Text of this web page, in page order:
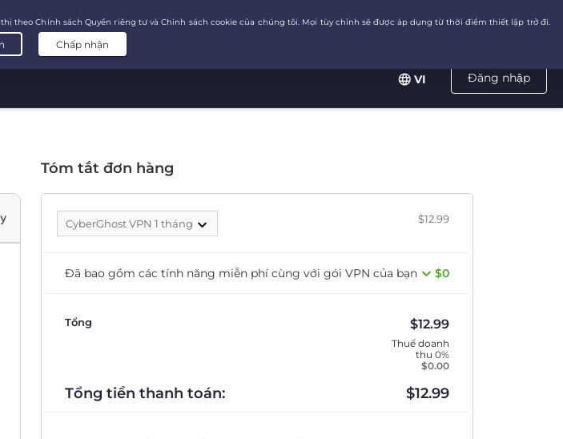
Đăng nhập
VI
Tóm tắt đơn hàng
CyberGhost VPN 1 tháng $12.99
Đã bao gồm các tính năng miễn phí cùng với gói VPN của bạn $0
Tổng $12.99
Thuế doanh
thu 0%
$0.00
Tổng tiền thanh toán: $12.99